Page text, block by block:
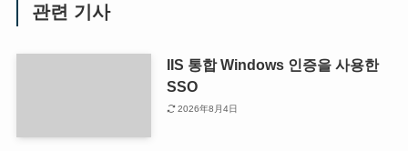
관련 기사
IIS 통합 Windows 인증을 사용한
SSO
2026年8月4日